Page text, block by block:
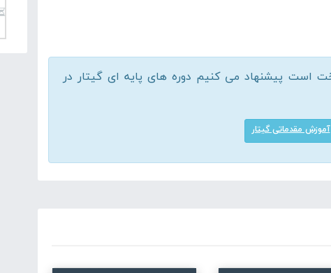
است پیشنهاد می کنیم دوره های پایه ای گیتار در
آموزش مقدماتی گیتار